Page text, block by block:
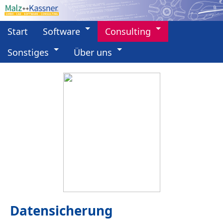
Start Software
Consulting
Sonstiges
Über uns
Datensicherung